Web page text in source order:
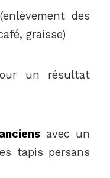
des
graisse)
un résultat
avec un
tapis persans